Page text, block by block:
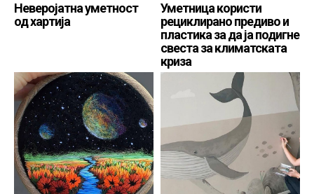
Неверојатна уметност
од хартија
Уметница користи
рециклирано предиво и
пластика за да ја подигне
свеста за климатската
криза